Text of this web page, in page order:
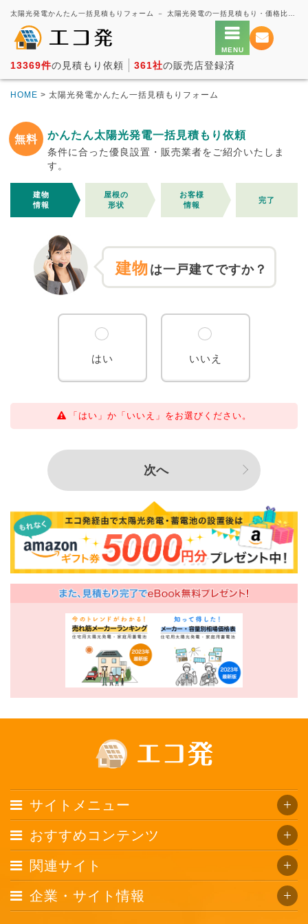
13369件の見積もり依頼 361社の販売店登録済
HOME > 太陽光発電かんたん一括見積もりフォーム
無料 かんたん太陽光発電一括見積もり依頼
条件に合った優良設置・販売業者をご紹介いたしま
す。
建物
情報
屋根の
形状
お客様
情報
完了
建物 は一戸建てですか？
はい いいえ
「はい」か「いいえ」をお選びください。
次へ
サイトメニュー
おすすめコンテンツ
関連サイト
企業・サイト情報